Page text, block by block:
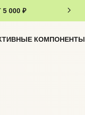
000 ₽
КОМПОНЕНТЫ